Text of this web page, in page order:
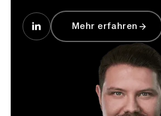
Mehr erfahren